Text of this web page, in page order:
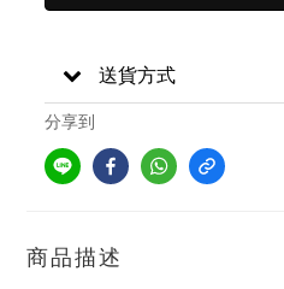
送貨方式
分享到
商品描述